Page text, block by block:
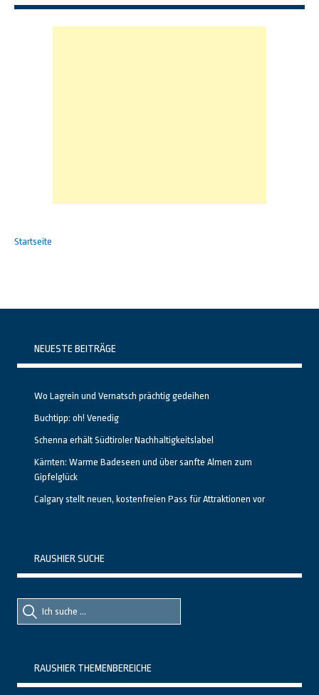
Startseite
NEUESTE BEITRÄGE
Wo Lagrein und Vernatsch prächtig gedeihen
Buchtipp: oh! Venedig
Schenna erhält Südtiroler Nachhaltigkeitslabel
Kärnten: Warme Badeseen und über sanfte Almen zum
Gipfelglück
Calgary stellt neuen, kostenfreien Pass für Attraktionen vor
RAUSHIER SUCHE
Suche
nach::
Suche
nach:
RAUSHIER THEMENBEREICHE